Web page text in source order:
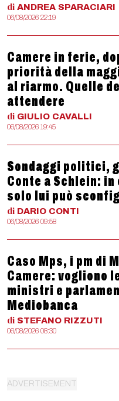
di ANDREA SPARACIARI
06/08/2026 22:19
Camere in ferie,
priorità della
al riarmo. Quelle
attendere
di GIULIO CAVALLI
06/08/2026 19:45
Sondaggi politici,
Conte a Schlein:
solo lui può
di DARIO CONTI
06/08/2026 09:58
Caso Mps, i pm di
Camere: vogliono
ministri e
Mediobanca
di STEFANO RIZZUTI
06/08/2026 08:30